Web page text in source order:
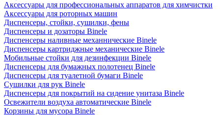
Аксессуары для профессиональных аппаратов для химчистки
Аксессуары для роторных машин
Диспенсеры, стойки, сушилки, фены
Диспенсеры и дозаторы Binele
Диспенсеры наливные механнические Binele
Диспенсеры картриджные механические Binele
Мобильные стойки для дезинфекции Binele
Диспенсеры для бумажных полотенец Binele
Диспенсеры для туалетной бумаги Binele
Сушилки для рук Binele
Диспенсеры для покрытий на сидение унитаза Binele
Освежители воздуха автоматические Binele
Корзины для мусора Binele